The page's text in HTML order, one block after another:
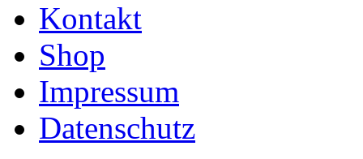
Kontakt
Shop
Impressum
Datenschutz